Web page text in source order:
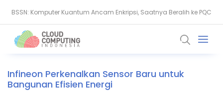
BSSN: Komputer Kuantum Ancam Enkripsi, Saatnya Beralih ke PQC
Serangan Siber Terkoordinasi Ganggu Layanan Air di Minnesota
Infineon Perkenalkan Sensor Baru untuk
Bangunan Efisien Energi